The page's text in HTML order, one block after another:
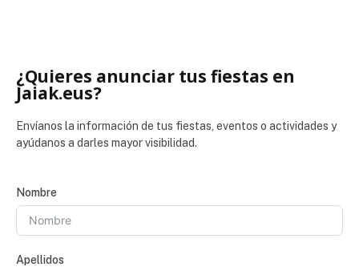
¿Quieres anunciar tus fiestas en
Jaiak.eus?
Envíanos la información de tus fiestas, eventos o actividades y
ayúdanos a darles mayor visibilidad.
Nombre
Apellidos